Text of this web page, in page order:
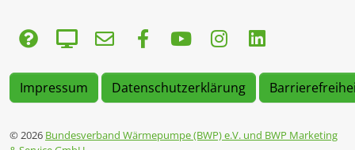
Impressum Datenschutzerklärung
© 2026 Bundesverband Wärmepumpe (BWP) e.V. und BWP Marketing